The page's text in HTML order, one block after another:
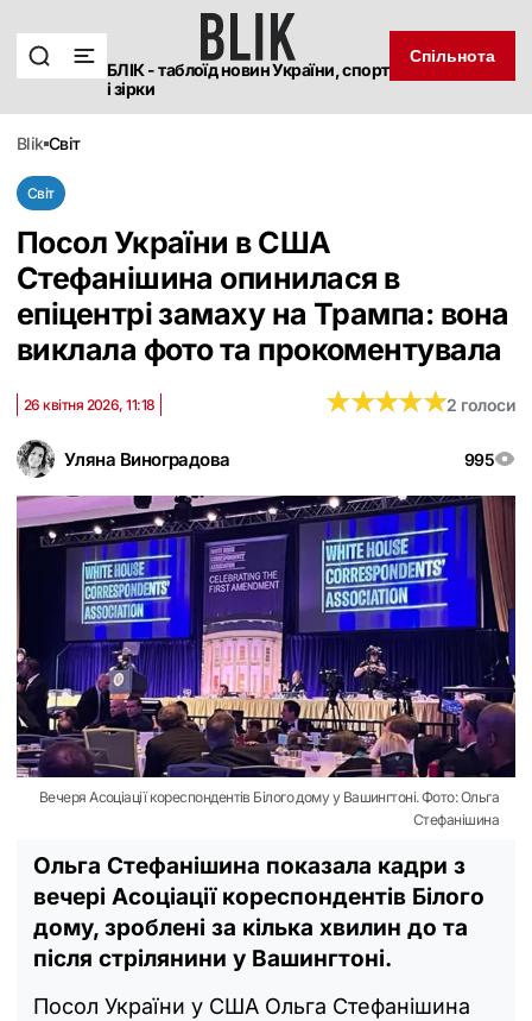
БЛІК - таблоїд новин України, спорт
і зірки
Спільнота
blik світ
Світ
Посол України в США
Стефанішина опинилася в
епіцентрі замаху на Трампа: вона
виклала фото та прокоментувала
Уляна Виноградова 995
26 квітня 2026, 11:18 ★★★★★
★★★★★2 голоси
Вечеря Асоціації кореспондентів Білого дому у Вашингтоні. Фото: Ольга
Стефанішина
Ольга Стефанішина показала кадри з
вечері Асоціації кореспондентів Білого
дому, зроблені за кілька хвилин до та
після стрілянини у Вашингтоні.
Посол України у США Ольга Стефанішина